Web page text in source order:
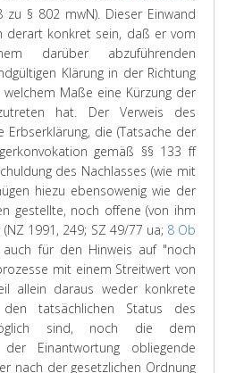
zu § 802 mwN). Dieser Einwand
derart konkret sein, daß er vom
darüber abzuführenden
Klärung in der Richtung
Maße eine Kürzung der
hat. Der Verweis des
Erbserklärung, die (Tatsache der
gemäß §§ 133 ff
des Nachlasses (wie mit
hiezu ebensowenig wie der
gestellte, noch offene (von ihm
1991, 249; SZ 49/77 ua; 8 Ob
für den Hinweis auf "noch
mit einem Streitwert von
allein daraus weder konkrete
den tatsächlichen Status des
sind, noch die dem
Einantwortung obliegende
nach der gesetzlichen Ordnung